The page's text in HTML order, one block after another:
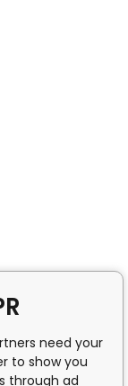
need your
to show you
through ad